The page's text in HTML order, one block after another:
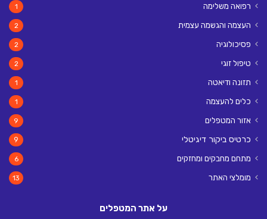
רפואה משלימה 1
העצמה והגשמה עצמית 2
פסיכולוגיה 2
טיפול זוגי 2
תזונה ודיאטה 1
כלים להעצמה 1
אזור המטפלים 9
כרטיס ביקור דיגיטלי 9
מתחם מחבקים ומחזקים 6
מומלצי האתר 13
על אתר המטפלים